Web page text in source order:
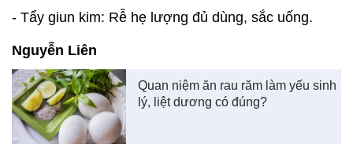
- Tẩy giun kim: Rễ hẹ lượng đủ dùng, sắc uống.
Nguyễn Liên
Quan niệm ăn rau răm làm yếu sinh
lý, liệt dương có đúng?